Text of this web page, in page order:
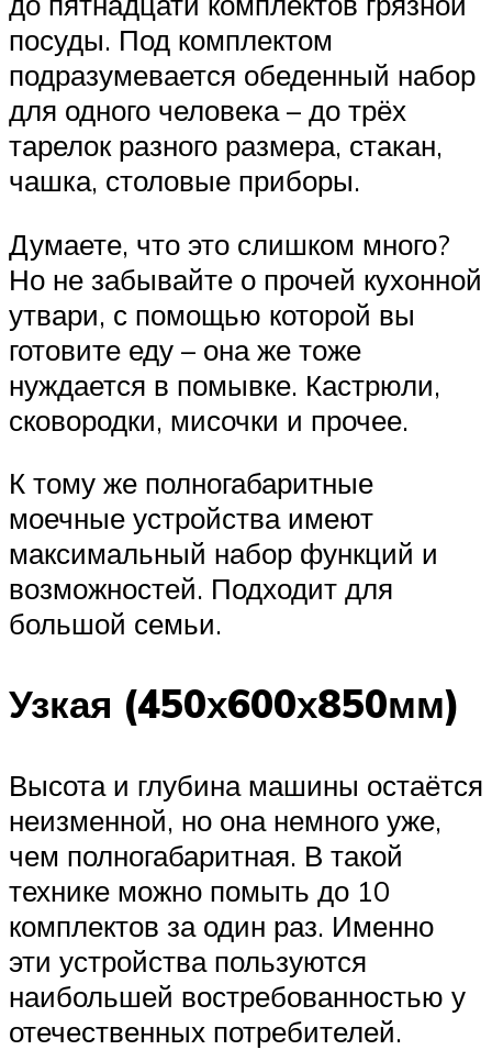
посуды. Под комплектом
подразумевается обеденный набор
для одного человека – до трёх
тарелок разного размера, стакан,
чашка, столовые приборы.
Думаете, что это слишком много?
Но не забывайте о прочей кухонной
утвари, с помощью которой вы
готовите еду – она же тоже
нуждается в помывке. Кастрюли,
сковородки, мисочки и прочее.
К тому же полногабаритные
моечные устройства имеют
максимальный набор функций и
возможностей. Подходит для
большой семьи.
Узкая (450х600х850мм)
Высота и глубина машины остаётся
неизменной, но она немного уже,
чем полногабаритная. В такой
технике можно помыть до 10
комплектов за один раз. Именно
эти устройства пользуются
наибольшей востребованностью у
отечественных потребителей.